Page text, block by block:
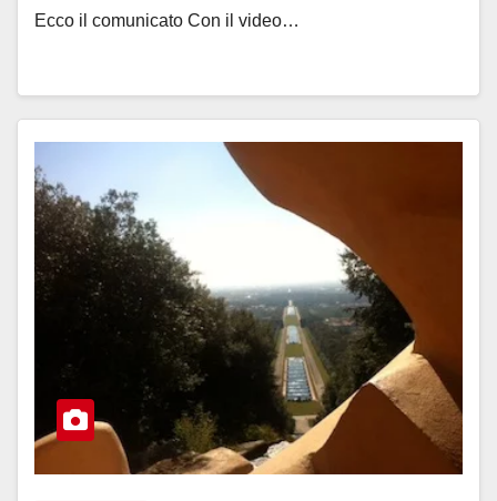
Ecco il comunicato Con il video…